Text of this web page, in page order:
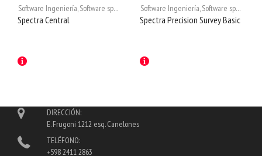
Software Ingeniería Software spectra
Spectra Central
Software Ingeniería Software spectra
Spectra Precision Survey Basic
DIRECCIÓN:
E. Frugoni 1212 esq. Canelones
TELÉFONO:
+598 2411 2863